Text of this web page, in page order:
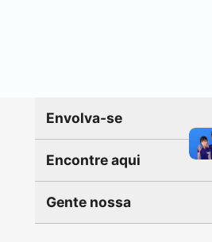
Envolva-se
Encontre aqui
Gente nossa